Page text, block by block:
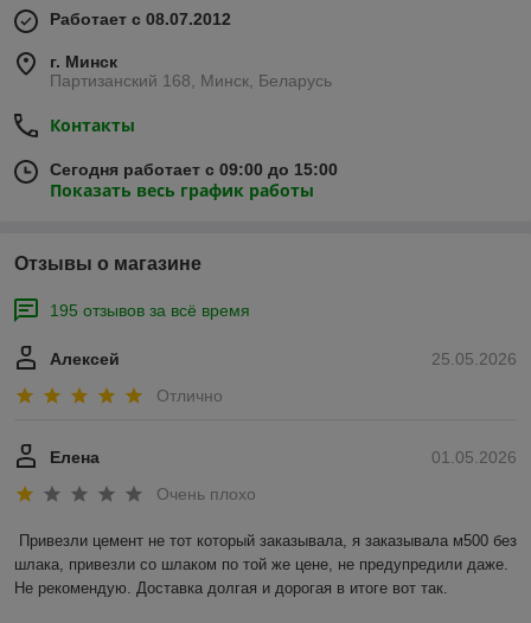
Работает с 08.07.2012
г. Минск
Партизанский 168, Минск, Беларусь
Контакты
Сегодня работает с 09:00 до 15:00
Показать весь график работы
Отзывы о магазине
195 отзывов за всё время
25.05.2026
Алексей
Отлично
01.05.2026
Елена
Очень плохо
Привезли цемент не тот который заказывала, я заказывала м500 без
шлака, привезли со шлаком по той же цене, не предупредили даже.
Не рекомендую. Доставка долгая и дорогая в итоге вот так.